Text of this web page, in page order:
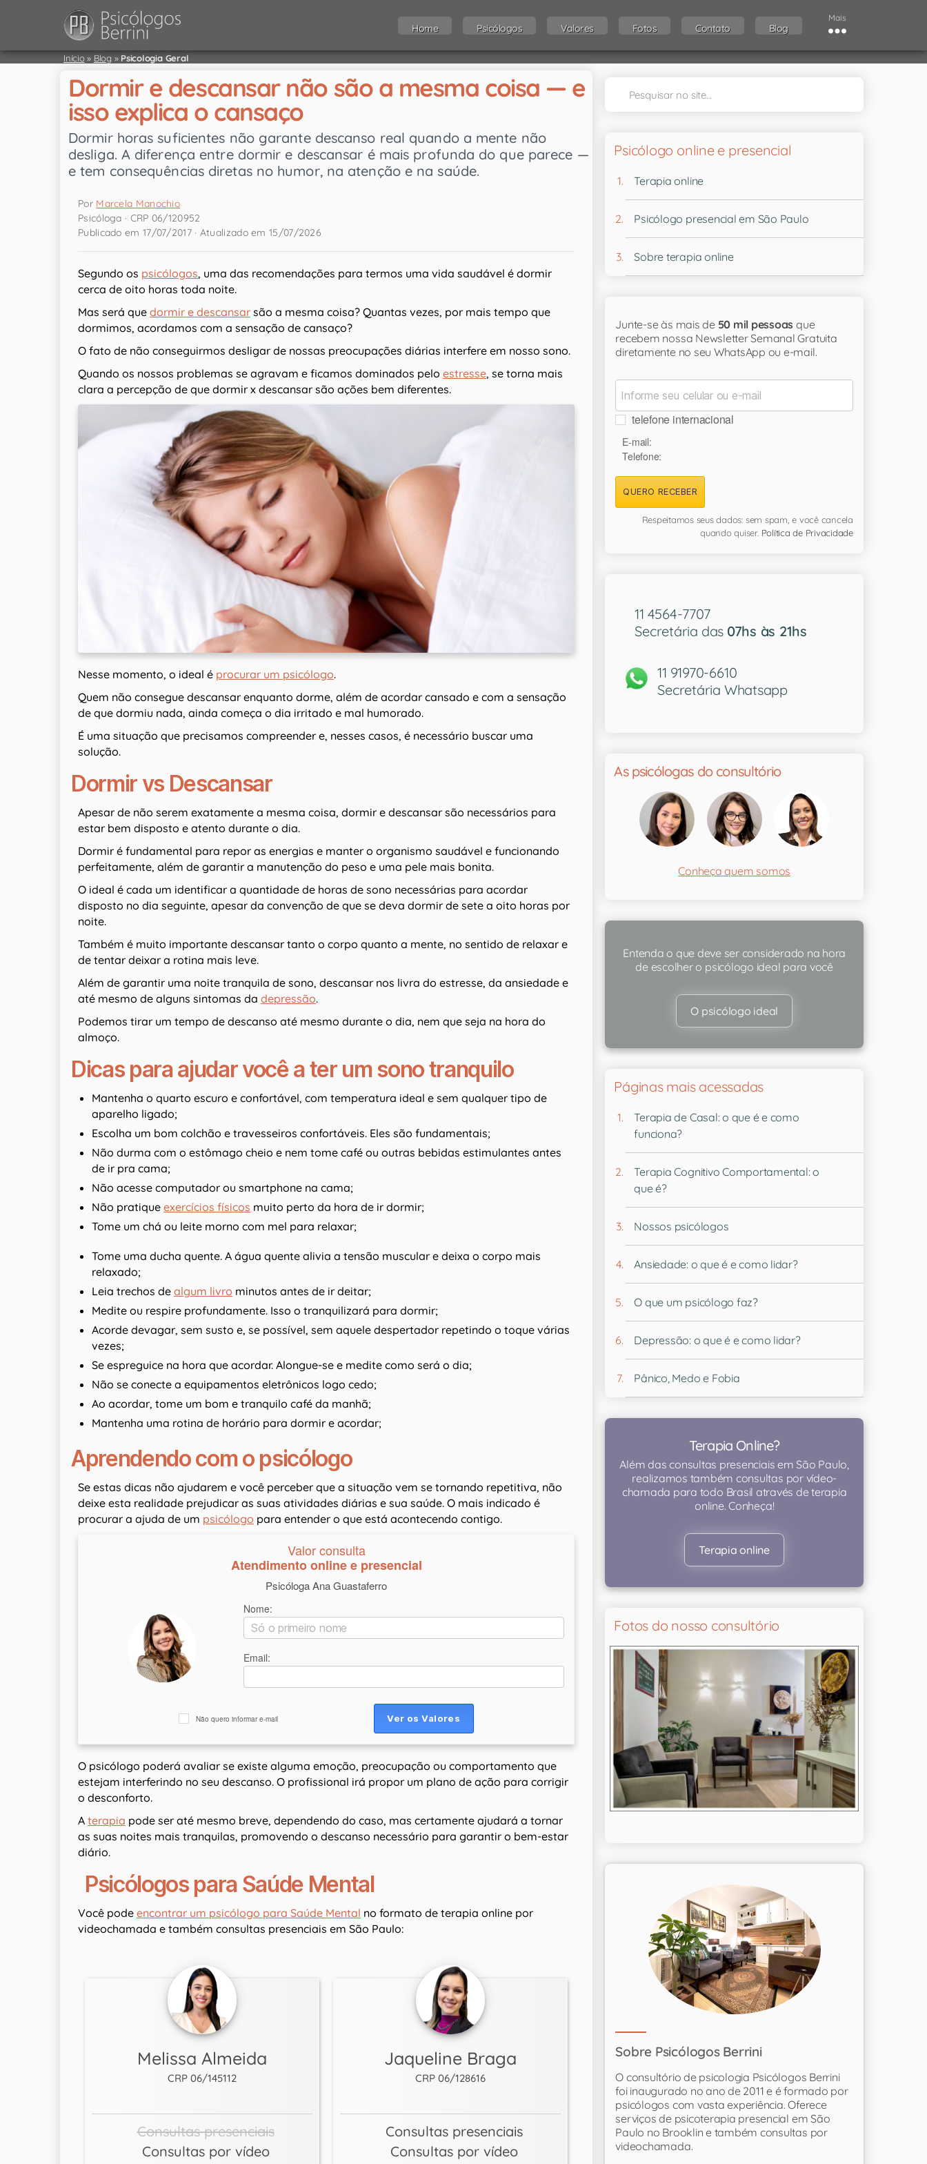
Home Psicólogos Valores Fotos Contato Blog
Mais
Início» Blog» Psicologia Geral
Dormir e descansar não são a mesma coisa — e
isso explica o cansaço
Dormir horas suficientes não garante descanso real quando a mente não
desliga. A diferença entre dormir e descansar é mais profunda do que parece —
e tem consequências diretas no humor, na atenção e na saúde.
Por Marcela Manochio
Psicóloga · CRP 06/120952
Publicado em 17/07/2017 · Atualizado em 15/07/2026
Segundo os psicólogos, uma das recomendações para termos uma vida saudável é dormir
cerca de oito horas toda noite.
Mas será que dormir e descansar são a mesma coisa? Quantas vezes, por mais tempo que
dormimos, acordamos com a sensação de cansaço?
O fato de não conseguirmos desligar de nossas preocupações diárias interfere em nosso sono.
Quando os nossos problemas se agravam e ficamos dominados pelo estresse, se torna mais
clara a percepção de que dormir x descansar são ações bem diferentes.
Nesse momento, o ideal é procurar um psicólogo.
Quem não consegue descansar enquanto dorme, além de acordar cansado e com a sensação
de que dormiu nada, ainda começa o dia irritado e mal humorado.
É uma situação que precisamos compreender e, nesses casos, é necessário buscar uma
solução.
Dormir vs Descansar
Apesar de não serem exatamente a mesma coisa, dormir e descansar são necessários para
estar bem disposto e atento durante o dia.
Dormir é fundamental para repor as energias e manter o organismo saudável e funcionando
perfeitamente, além de garantir a manutenção do peso e uma pele mais bonita.
O ideal é cada um identificar a quantidade de horas de sono necessárias para acordar
disposto no dia seguinte, apesar da convenção de que se deva dormir de sete a oito horas por
noite.
Também é muito importante descansar tanto o corpo quanto a mente, no sentido de relaxar e
de tentar deixar a rotina mais leve.
Além de garantir uma noite tranquila de sono, descansar nos livra do estresse, da ansiedade e
até mesmo de alguns sintomas da depressão.
Podemos tirar um tempo de descanso até mesmo durante o dia, nem que seja na hora do
almoço.
Dicas para ajudar você a ter um sono tranquilo
Mantenha o quarto escuro e confortável, com temperatura ideal e sem qualquer tipo de
aparelho ligado;
Escolha um bom colchão e travesseiros confortáveis. Eles são fundamentais;
Não durma com o estômago cheio e nem tome café ou outras bebidas estimulantes antes
de ir pra cama;
Não acesse computador ou smartphone na cama;
Não pratique exercícios físicos muito perto da hora de ir dormir;
Tome um chá ou leite morno com mel para relaxar;
Tome uma ducha quente. A água quente alivia a tensão muscular e deixa o corpo mais
relaxado;
Leia trechos de algum livro minutos antes de ir deitar;
Medite ou respire profundamente. Isso o tranquilizará para dormir;
Acorde devagar, sem susto e, se possível, sem aquele despertador repetindo o toque várias
vezes;
Se espreguice na hora que acordar. Alongue-se e medite como será o dia;
Não se conecte a equipamentos eletrônicos logo cedo;
Ao acordar, tome um bom e tranquilo café da manhã;
Mantenha uma rotina de horário para dormir e acordar;
Aprendendo com o psicólogo
Se estas dicas não ajudarem e você perceber que a situação vem se tornando repetitiva, não
deixe esta realidade prejudicar as suas atividades diárias e sua saúde. O mais indicado é
procurar a ajuda de um psicólogo para entender o que está acontecendo contigo.
Valor consulta
Atendimento online e presencial
Psicóloga Ana Guastaferro
Nome:
Email:
Não quero informar e-mail
O psicólogo poderá avaliar se existe alguma emoção, preocupação ou comportamento que
estejam interferindo no seu descanso. O profissional irá propor um plano de ação para corrigir
o desconforto.
A terapia pode ser até mesmo breve, dependendo do caso, mas certamente ajudará a tornar
as suas noites mais tranquilas, promovendo o descanso necessário para garantir o bem-estar
diário.
Psicólogos para Saúde Mental
Você pode encontrar um psicólogo para Saúde Mental no formato de terapia online por
videochamada e também consultas presenciais em São Paulo:
Melissa Almeida
CRP 06/145112
Consultas presenciais
Consultas por vídeo
Jaqueline Braga
CRP 06/128616
Consultas presenciais
Consultas por vídeo
Psicólogo online e presencial
Terapia online
Psicólogo presencial em São Paulo
Sobre terapia online
Junte-se às mais de 50 mil pessoas que
recebem nossa Newsletter Semanal Gratuita
diretamente no seu WhatsApp ou e-mail.
telefone internacional
E-mail:
Telefone:
QUERO RECEBER
Respeitamos seus dados: sem spam, e você cancela
quando quiser. Política de Privacidade
11 4564-7707
Secretária das 07hs às 21hs
11 91970-6610
Secretária Whatsapp
As psicólogas do consultório
Conheça quem somos
Entenda o que deve ser considerado na hora
de escolher o psicólogo ideal para você
O psicólogo ideal
Páginas mais acessadas
Terapia de Casal: o que é e como
funciona?
Terapia Cognitivo Comportamental: o
que é?
Nossos psicólogos
Ansiedade: o que é e como lidar?
O que um psicólogo faz?
Depressão: o que é e como lidar?
Pânico, Medo e Fobia
Terapia Online?
Além das consultas presenciais em São Paulo,
realizamos também consultas por vídeo-
chamada para todo Brasil através de terapia
online. Conheça!
Terapia online
Fotos do nosso consultório
Sobre Psicólogos Berrini
O consultório de psicologia Psicólogos Berrini
foi inaugurado no ano de 2011 e é formado por
psicólogos com vasta experiência. Oferece
serviços de psicoterapia presencial em São
Paulo no Brooklin e também consultas por
videochamada.